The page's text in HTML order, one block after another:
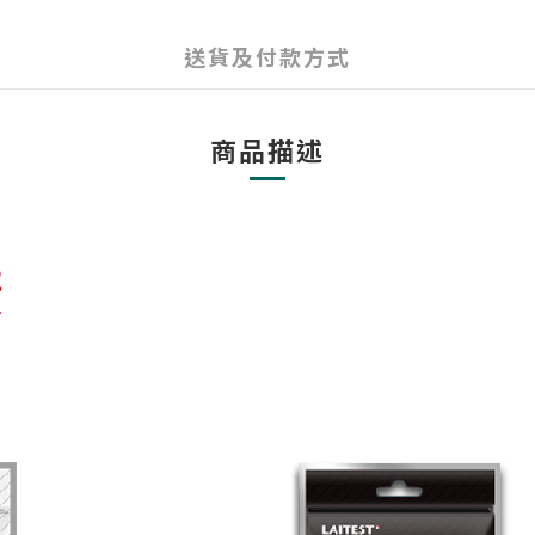
送貨及付款方式
商品描述